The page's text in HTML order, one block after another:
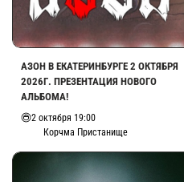
АЗОН В ЕКАТЕРИНБУРГЕ 2 ОКТЯБРЯ
2026Г. ПРЕЗЕНТАЦИЯ НОВОГО
АЛЬБОМА!
2 октября 19:00
Корчма Пристанище